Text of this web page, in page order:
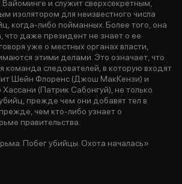
и служит сверхсекретным,
изолятором для неизвестного числа
когда-либо пойманных. Более того, она
что даже президент не знает о ее
уже о местных органах власти,
этими делами. Это означает, что
команда следователей, в которую входят
Шейн Флоренс (Джош МакКензи) и
(Патрик Сабонгуй), не только
прежде чем они добавят тел в
чем кто-либо узнает о
правительства.
Побег убийцы. Охота началась»